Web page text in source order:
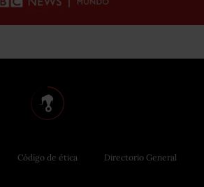
Código de ética Directorio General